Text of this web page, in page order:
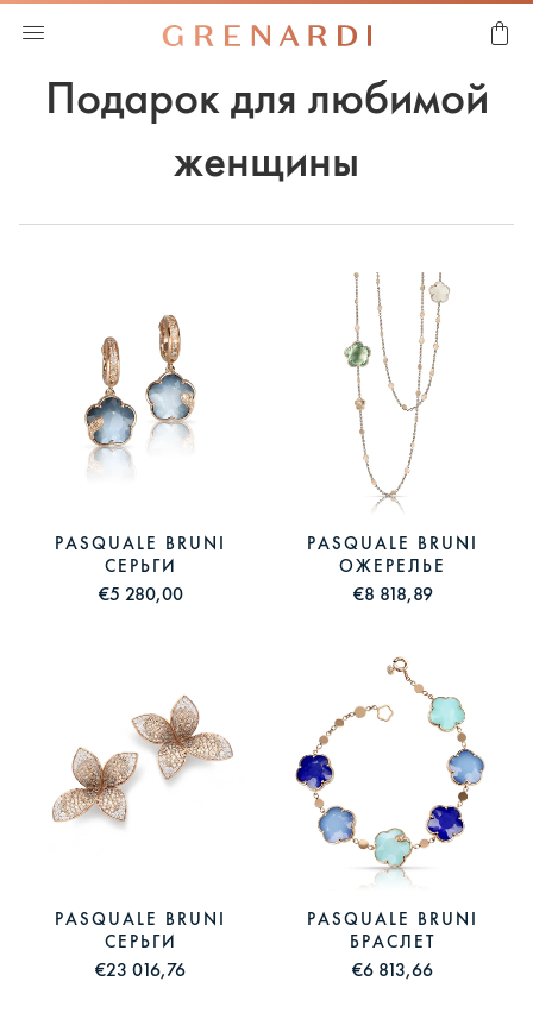
Подарок для любимой
женщины
PASQUALE BRUNI
СЕРЬГИ
€5 280,00
PASQUALE BRUNI
ОЖЕРЕЛЬЕ
€8 818,89
PASQUALE BRUNI
СЕРЬГИ
€23 016,76
PASQUALE BRUNI
БРАСЛЕТ
€6 813,66